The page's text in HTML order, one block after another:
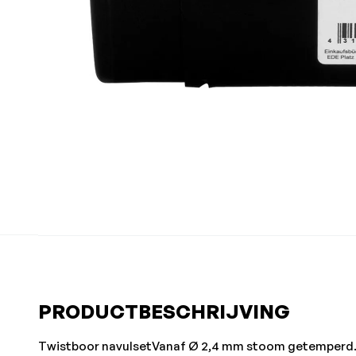
PRODUCTBESCHRIJVING
Twistboor navulsetVanaf Ø 2,4 mm stoom